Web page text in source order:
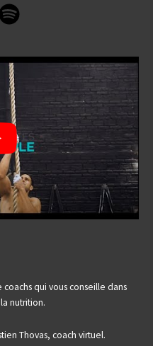
qui vous conseille dans
nutrition.
Thovas, coach virtuel.